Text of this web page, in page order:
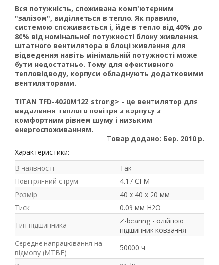
Рейтинг EXE.ua:4.6
Вся потужність, споживана комп'ютерним
"залізом", виділяється в тепло. Як правило,
системою споживається і, йде в тепло від 40% до
80% від номінальної потужності блоку живлення.
Штатного вентилятора в блоці живлення для
відведення навіть мінімальній потужності може
бути недостатньо. Тому для ефективного
тепловідводу, корпуси обладнують додатковими
вентиляторами.
TITAN TFD-4020M12Z strong> - це вентилятор для
видалення теплого повітря з корпусу з
комфортним рівнем шуму і низьким
енергоспоживанням.
Товар додано: Бер. 2010 р.
Характеристики:
В наявності
Так
Повітрянний струм
4.17 CFM
Розмір
40 х 40 х 20 мм
Тиск
0.09 мм H2O
Тип підшипника
Z-bearing - олійною
підшипник ковзання
Середнє напрацювання на
відмову (MTBF)
50000 ч